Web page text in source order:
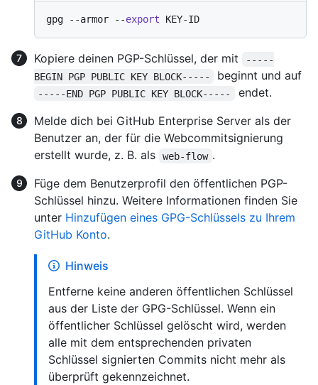
gpg --armor --export
Kopiere deinen PGP-Schlüssel, der mit
-----
BEGIN PGP PUBLIC KEY BLOCK-----
beginnt und auf
-----END PGP PUBLIC KEY BLOCK-----
endet.
Melde dich bei GitHub Enterprise Server als der
Benutzer an, der für die Webcommitsignierung
erstellt wurde, z. B. als
web-flow .
Füge dem Benutzerprofil den öffentlichen PGP-
Schlüssel hinzu. Weitere Informationen finden Sie
unter Hinzufügen eines GPG-Schlüssels zu Ihrem
GitHub Konto.
Hinweis
Entferne keine anderen öffentlichen Schlüssel
aus der Liste der GPG-Schlüssel. Wenn ein
öffentlicher Schlüssel gelöscht wird, werden
alle mit dem entsprechenden privaten
Schlüssel signierten Commits nicht mehr als
überprüft gekennzeichnet.